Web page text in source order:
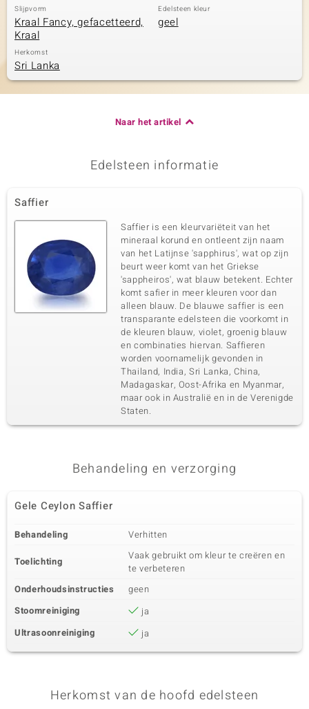
Slijpvorm
Kraal Fancy, gefacetteerd,
Kraal
Edelsteen kleur
geel
Herkomst
Sri Lanka
Naar het artikel
Edelsteen informatie
Saffier
Saffier is een kleurvariëteit van het
mineraal korund en ontleent zijn naam
van het Latijnse 'sapphirus', wat op zijn
beurt weer komt van het Griekse
'sappheiros', wat blauw betekent. Echter
komt safier in meer kleuren voor dan
alleen blauw. De blauwe saffier is een
transparante edelsteen die voorkomt in
de kleuren blauw, violet, groenig blauw
en combinaties hiervan. Saffieren
worden voornamelijk gevonden in
Thailand, India, Sri Lanka, China,
Madagaskar, Oost-Afrika en Myanmar,
maar ook in Australië en in de Verenigde
Staten.
Behandeling en verzorging
Gele Ceylon Saffier
Behandeling Verhitten
Toelichting
Vaak gebruikt om kleur te creëren en
te verbeteren
Onderhoudsinstructies
geen
Stoomreiniging
ja
Ultrasoonreiniging
ja
Herkomst van de hoofd edelsteen